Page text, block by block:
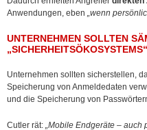
Anwendungen, eben „wenn
UNTERNEHMEN SOLLTEN
Unternehmen sollten sicherstellen,
Speicherung von Anmeldedaten
und die Speicherung von
Cutler rät: „Mobile Endgeräte – auch